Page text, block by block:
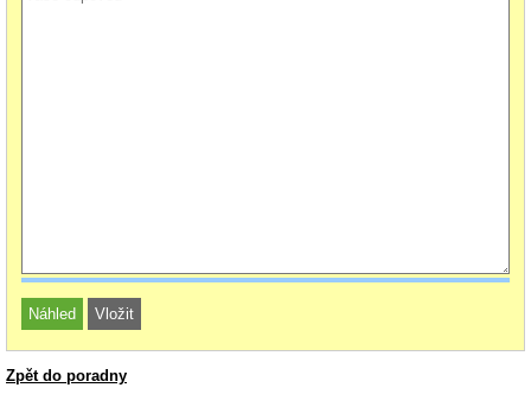
Zpět do poradny